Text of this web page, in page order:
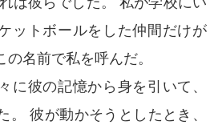
ットボールをした仲間だけが
名前で私を呼んだ。
に彼の記憶から身を引いて、
。 彼が動かそうとしたとき、